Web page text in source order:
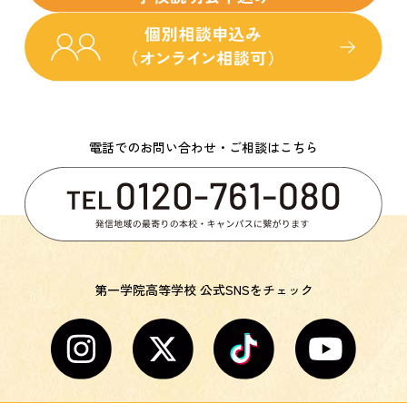
電話でのお問い合わせ・ご相談はこちら
第一学院高等学校 公式SNSをチェック